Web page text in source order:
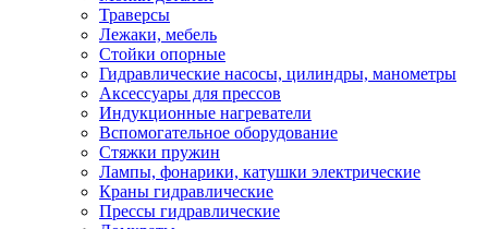
Траверсы
Лежаки, мебель
Стойки опорные
Гидравлические насосы, цилиндры, манометры
Аксессуары для прессов
Индукционные нагреватели
Вспомогательное оборудование
Стяжки пружин
Лампы, фонарики, катушки электрические
Краны гидравлические
Прессы гидравлические